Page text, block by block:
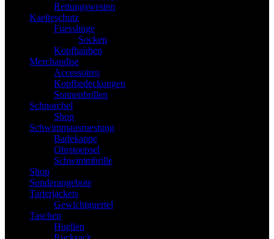
Rettungswesten
Kaelteschutz
Fuesslinge
Socken
Kopfhauben
Merchandise
Accessoires
Kopfbedeckungen
Sonnenbrillen
Schnorchel
Shop
Schwimmausruestung
Badekappe
Ohrstoepsel
Schwimmbrille
Shop
Sonderangebote
Tarierjackets
Gewichtguertel
Taschen
Huellen